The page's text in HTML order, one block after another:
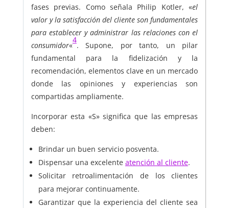
fases previas. Como señala Philip Kotler, «el
valor y la satisfacción del cliente son fundamentales
para establecer y administrar las relaciones con el
consumidor«
4
. Supone, por tanto, un pilar
fundamental para la fidelización y la
recomendación, elementos clave en un mercado
donde las opiniones y experiencias son
compartidas ampliamente.
Incorporar esta «S» significa que las empresas
deben:
Brindar un buen servicio posventa.
Dispensar una excelente atención al cliente.
Solicitar retroalimentación de los clientes
para mejorar continuamente.
Garantizar que la experiencia del cliente sea